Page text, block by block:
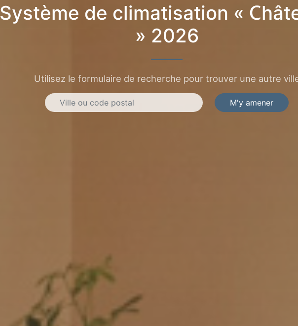
Système de climatisation «
» 2026
Utilisez le formulaire de recherche pour trouver une autre
M'y amener